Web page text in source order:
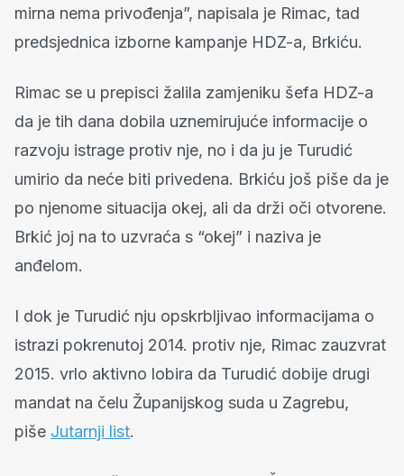
mirna nema privođenja”, napisala je Rimac, tad
predsjednica izborne kampanje HDZ-a, Brkiću.
Rimac se u prepisci žalila zamjeniku šefa HDZ-a
da je tih dana dobila uznemirujuće informacije o
razvoju istrage protiv nje, no i da ju je Turudić
umirio da neće biti privedena. Brkiću još piše da je
po njenome situacija okej, ali da drži oči otvorene.
Brkić joj na to uzvraća s “okej” i naziva je
anđelom.
I dok je Turudić nju opskrbljivao informacijama o
istrazi pokrenutoj 2014. protiv nje, Rimac zauzvrat
2015. vrlo aktivno lobira da Turudić dobije drugi
mandat na čelu Županijskog suda u Zagrebu,
piše Jutarnji list.